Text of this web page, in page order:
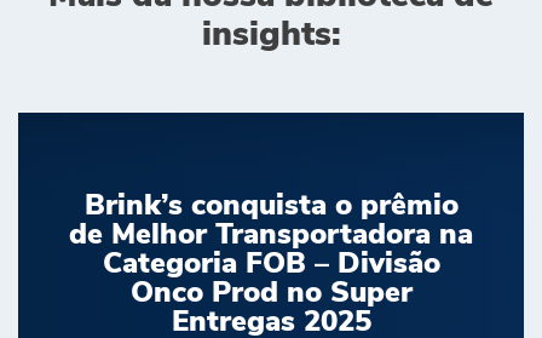
insights:
Brink’s conquista o prêmio
de Melhor Transportadora na
Categoria FOB – Divisão
Onco Prod no Super
Entregas 2025